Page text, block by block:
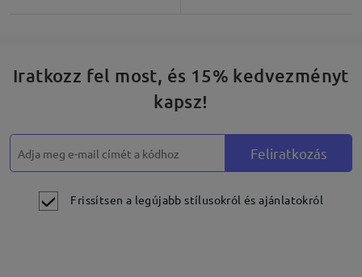
Iratkozz fel most, és 15% kedvezményt
kapsz!
Feliratkozás
Frissítsen a legújabb stílusokról és ajánlatokról